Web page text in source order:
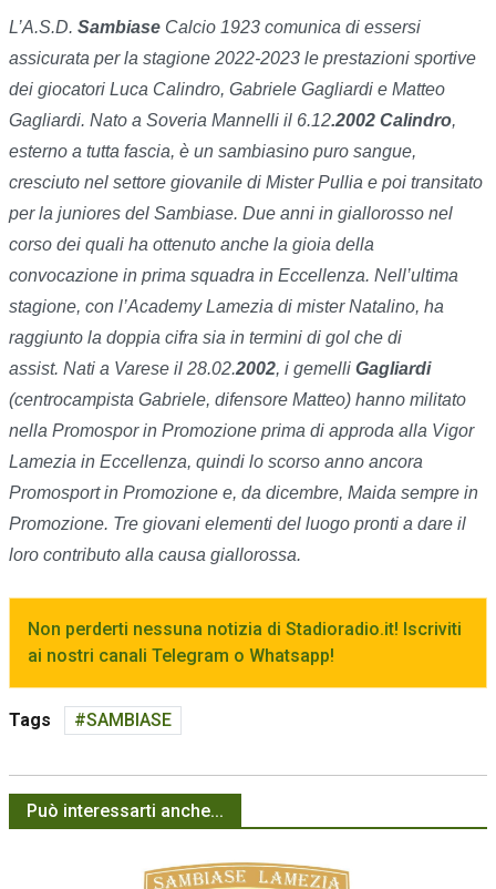
L’A.S.D. Sambiase Calcio 1923 comunica di essersi
assicurata per la stagione 2022-2023 le prestazioni sportive
dei giocatori Luca Calindro, Gabriele Gagliardi e Matteo
Gagliardi. Nato a Soveria Mannelli il 6.12.2002 Calindro,
esterno a tutta fascia, è un sambiasino puro sangue,
cresciuto nel settore giovanile di Mister Pullia e poi transitato
per la juniores del Sambiase. Due anni in giallorosso nel
corso dei quali ha ottenuto anche la gioia della
convocazione in prima squadra in Eccellenza. Nell’ultima
stagione, con l’Academy Lamezia di mister Natalino, ha
raggiunto la doppia cifra sia in termini di gol che di
assist. Nati a Varese il 28.02.2002, i gemelli Gagliardi
(centrocampista Gabriele, difensore Matteo) hanno militato
nella Promospor in Promozione prima di approda alla Vigor
Lamezia in Eccellenza, quindi lo scorso anno ancora
Promosport in Promozione e, da dicembre, Maida sempre in
Promozione. Tre giovani elementi del luogo pronti a dare il
loro contributo alla causa giallorossa.
Non perderti nessuna notizia di Stadioradio.it! Iscriviti
ai nostri canali Telegram o Whatsapp!
Tags SAMBIASE
Può interessarti anche...